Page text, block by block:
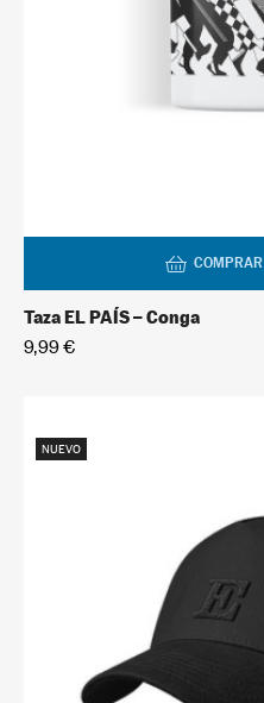
COMPRAR
Taza EL PAÍS – Conga
9,99 €
NUEVO